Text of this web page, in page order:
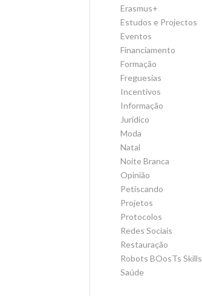
Erasmus+
Estudos e Projectos
Eventos
Financiamento
Formação
Freguesias
Incentivos
Informação
Juridico
Moda
Natal
Noite Branca
Opinião
Petiscando
Projetos
Protocolos
Redes Sociais
Restauração
Robots BOosTs Skills
Saúde